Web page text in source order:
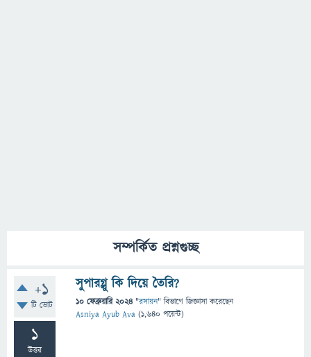
সম্পর্কিত প্রশ্নগুচ্ছ
+1
টি ভোট
1
উত্তর
সুপারগ্লু কি দিয়ে তৈরি?
10 ফেব্রুয়ারি 2024 "রসায়ন" বিভাগে জিজ্ঞাসাকরেছেন
Asniya Ayub Ava (1,640 পয়েন্ট)